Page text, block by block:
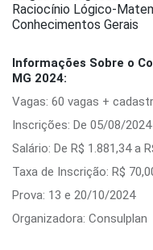
Raciocínio Lógico-
Conhecimentos Gerais
Informações Sobre o
MG 2024:
Vagas: 60 vagas +
Inscrições: De 05/08/
Salário: De R$ 1.881,34 a
Taxa de Inscrição: R$
Prova: 13 e 20/10/2024
Organizadora: Consulplan